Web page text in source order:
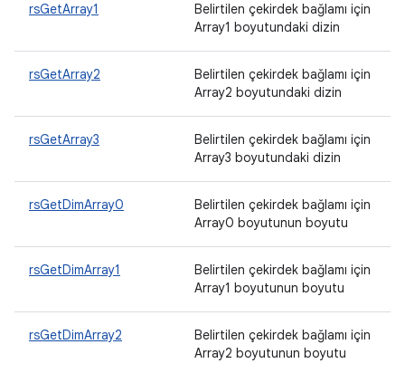
rsGetArray1
Belirtilen çekirdek bağlamı için
Array1 boyutundaki dizin
rsGetArray2
Belirtilen çekirdek bağlamı için
Array2 boyutundaki dizin
rsGetArray3
Belirtilen çekirdek bağlamı için
Array3 boyutundaki dizin
rsGetDimArray0
Belirtilen çekirdek bağlamı için
Array0 boyutunun boyutu
rsGetDimArray1
Belirtilen çekirdek bağlamı için
Array1 boyutunun boyutu
rsGetDimArray2
Belirtilen çekirdek bağlamı için
Array2 boyutunun boyutu